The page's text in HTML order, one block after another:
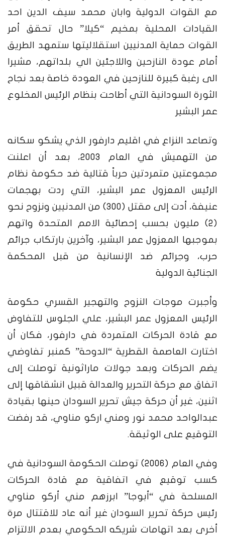
مع القوات الدولية وابان محمد سيف الدين احد
القيادات المحلية بمخيم “كيلا” حال تحقق أمر
القوات حماية المدنيين استقلاليتها ستمهد الطريق
أمام عودة النازحين واللاجئين الي بلداتهم، مشيرا
الى رغبة كبيرة للنازحين في العودة خاصة بعد نجاح
الثورة السودانية التي أطاحت بنظام الرئيس المخلوع
عمر البشير
وتصاعد النزاع في اقليم دارفور الذي يشكو سكانه
من التهميش في العام 2003، بعد أن اعلنت
مجموعتين متمردتين حرباً قتالية ضد حكومة نظام
الرئيس المعزول عمر البشير، التي ردت بهجمات
عنيفة، أدت إلى مقتل (300) من المدنيين ونزوح نحو
(2) مليون بحسب إحصائية الامم المتحدة واتهم
بموجبها المعزول عمر البشير، وآخرين بارتكاب جرائم
حرب، وجرائم ضد الإنسانية من قبل المحكمة
الجنائية الدولية
وأجبرت موجات النزوح والتهجير القسري حكومة
الرئيس المعزول عمر البشير، علي الجلوس للتفاوض
مع قادة الحركات المتمردة في دارفور، فكان أن
اختارت العاصمة القطرية “الدوحة” كمنبر تفاوضي
يضم الحركات وبعد جولات ماراثونية توصلت إلى
اتفاق مع حركة التحرير والعدالة قبيل انشقاقها إلى
اثنين، غير أن حركة جيش تحرير السودان حينها بقيادة
عبدالواحد محمد نور ومني اركو مناوي، قد رفضت
التوقيع على الوثيقة.
وفي العام (2006) توصلت الحكومة السودانية في
كسب توقيع في اتفاقية مع قادة الحركات
المسلحة في “أبوجا” ابرزهم مني أركو مناوي
رئيس حركة تحرير السودان غير أنه عاد للاقتتال مرة
أخرى بعد اتهامات شريكه الحكومي بعدم الالتزام